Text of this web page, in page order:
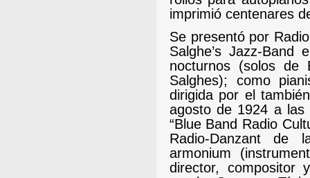
imprimió centenares
Se presentó por
Salghe’s Jazz-
nocturnos (solos
Salghes); como
dirigida por el
agosto de 1924 a
“Blue Band Radio
Radio-Danzant de
armonium
director, compositor